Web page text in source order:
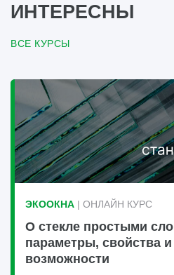
ИНТЕРЕСНЫ
ВСЕ КУРСЫ
ЭКООКНА | ОНЛАЙН КУРС
О стекле простыми
параметры, свойства и
возможности